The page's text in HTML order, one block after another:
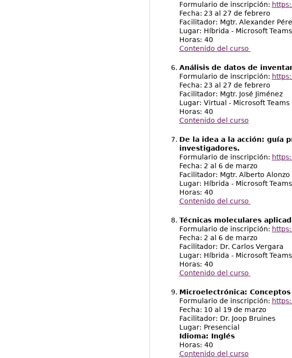
Formulario de inscripción:
Fecha: 23 al 27 de febrero
Facilitador: Mgtr. Alexander
Lugar: Híbrida - Microsoft Teams
Horas: 40
Contenido del curso
Análisis de datos de
Formulario de inscripción:
Fecha: 23 al 27 de febrero
Facilitador: Mgtr. José Jiménez
Lugar: Virtual - Microsoft Teams
Horas: 40
Contenido del curso
De la idea a la acción: guía
investigadores.
Formulario de inscripción:
Fecha: 2 al 6 de marzo
Facilitador: Mgtr. Alberto Alonzo
Lugar: Híbrida - Microsoft Teams
Horas: 40
Contenido del curso
Técnicas moleculares
Formulario de inscripción:
Fecha: 2 al 6 de marzo
Facilitador: Dr. Carlos Vergara
Lugar: Híbrida - Microsoft Teams
Horas: 40
Contenido del curso
Microelectrónica: Conceptos
Formulario de inscripción:
Fecha: 10 al 19 de marzo
Facilitador: Dr. Joop Bruines
Lugar: Presencial
Idioma: Inglés
Horas: 40
Contenido del curso